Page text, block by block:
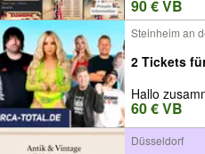
90 € VB
Steinheim an
2 Tickets
Hallo
60 € VB
Düsseldorf